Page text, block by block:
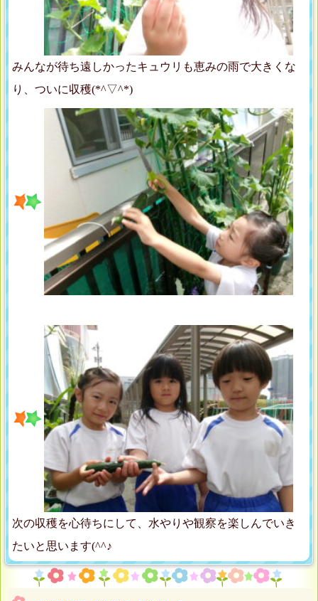
みんなが待ち遠しかったキュウリも恵みの雨で大きくな
り、ついに収穫(*^▽^*)
次の収穫を心待ちにして、水やりや観察を楽しんでいき
たいと思います(^^♪